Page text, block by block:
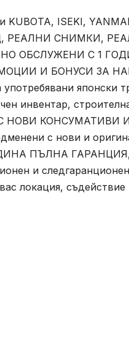
ISEKI,
СНИМКИ,
ОБСЛУЖЕНИ С 1
И БОНУСИ ЗА
японски
инвентар,
НОВИ КОНСУМАТИВИ
с нови и
ПЪЛНА
и
локация,